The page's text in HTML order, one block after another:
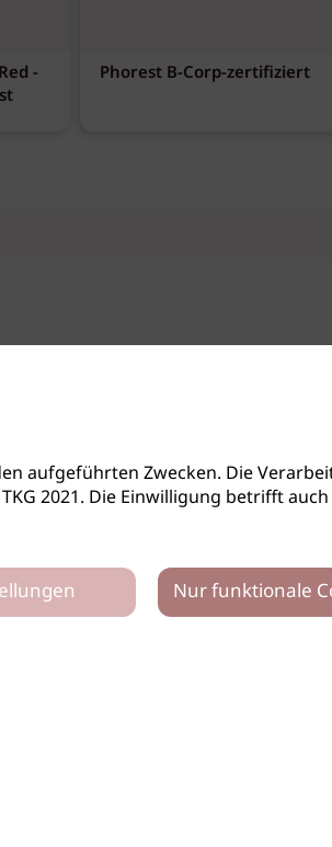
-
Phorest B-Corp-zertifiziert
aufgeführten Zwecken. Die
TKG 2021. Die Einwilligung betrifft
Nur funktionale